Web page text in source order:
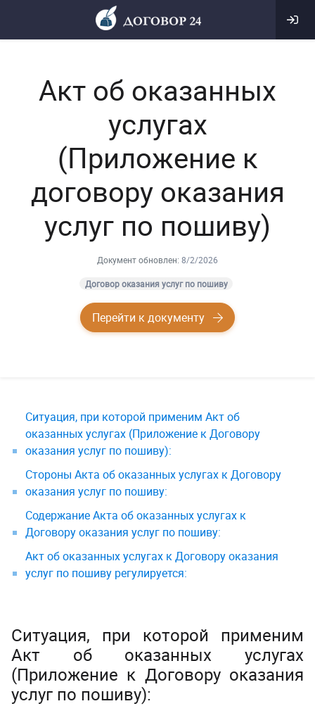
Акт об оказанных
услугах
(Приложение к
договору оказания
услуг по пошиву)
Документ обновлен: 8/2/2026
Договор оказания услуг по пошиву
Перейти к документу
Ситуация, при которой применим Акт об
оказанных услугах (Приложение к Договору
оказания услуг по пошиву):
Стороны Акта об оказанных услугах к Договору
оказания услуг по пошиву:
​Содержание Акта об оказанных услугах к
Договору оказания услуг по пошиву:
Акт об оказанных услугах к Договору оказания
услуг по пошиву регулируется:
Ситуация, при которой применим
Акт об оказанных услугах
(Приложение к Договору оказания
услуг по пошиву):